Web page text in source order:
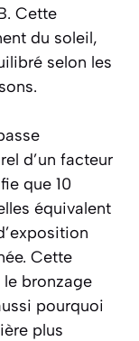
Cette
du soleil,
selon les
d’un facteur
que 10
équivalent
Cette
bronzage
pourquoi
plus